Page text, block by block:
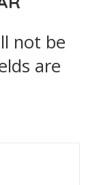
not be
are